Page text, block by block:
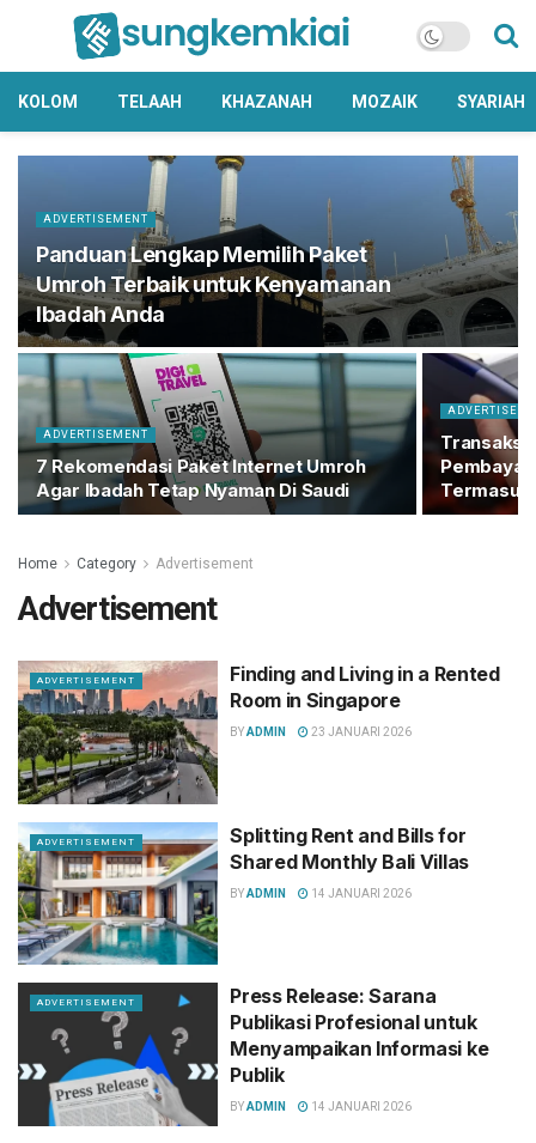
KOLOM TELAAH KHAZANAH MOZAIK SYARIAH
ADVERTISEMENT
Panduan Lengkap Memilih Paket
Umroh Terbaik untuk Kenyamanan
Ibadah Anda
ADVERTISEMENT
7 Rekomendasi Paket Internet Umroh
Agar Ibadah Tetap Nyaman Di Saudi
Transaksi
Termasuk
Home Category Advertisement
Advertisement
ADVERTISEMENT
Finding and Living in a Rented
Room in Singapore
BYADMIN 23 JANUARI 2026
ADVERTISEMENT
Splitting Rent and Bills for
Shared Monthly Bali Villas
BYADMIN 14 JANUARI 2026
ADVERTISEMENT
Press Release: Sarana
Publikasi Profesional untuk
Menyampaikan Informasi ke
Publik
BYADMIN 14 JANUARI 2026